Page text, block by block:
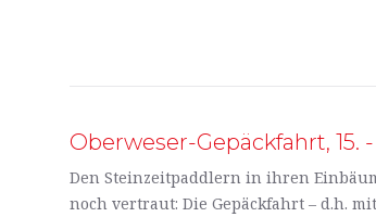
Oberweser-Gepäckfahrt, 15. -
Den Steinzeitpaddlern in ihren
noch vertraut: Die Gepäckfahrt – d.h.